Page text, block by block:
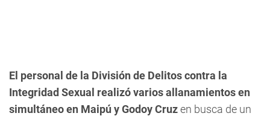
El personal de la División de Delitos contra la
Integridad Sexual realizó varios allanamientos en
simultáneo en Maipú y Godoy Cruzen busca de un